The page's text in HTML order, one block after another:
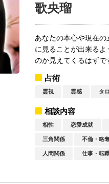
歌央瑠
あなたの本心や現在
に見ることが出来る
のか見えてくるはずで
占術
霊視 霊感 タ
相談内容
相性 恋愛成就
三角関係 不倫・略
人間関係 仕事・転